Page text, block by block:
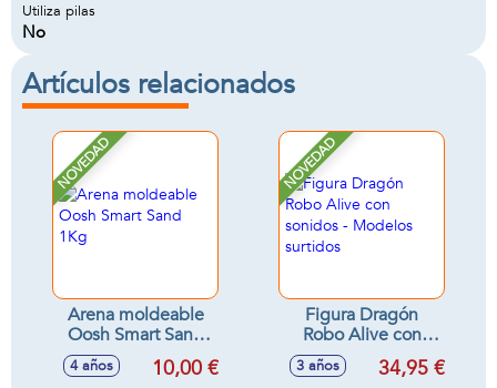
Utiliza pilas
No
Artículos relacionados
NOVEDAD
Arena moldeable
Oosh Smart Sand
1Kg
4 años 10,00 €
NOVEDAD
Figura Dragón
Robo Alive con
sonidos - Modelos
surtidos
3 años 34,95 €